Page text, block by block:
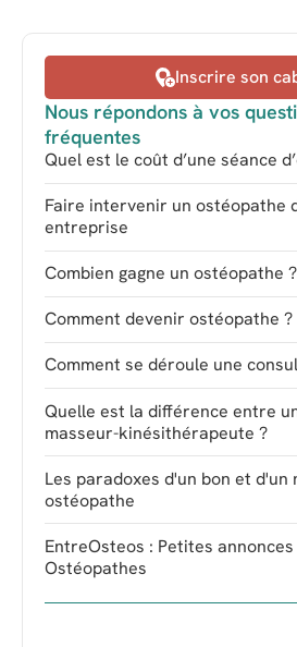
Inscrire son
Nous répondons à vos
fréquentes
Quel est le coût d’une séance
Faire intervenir un ostéopathe
entreprise
Combien gagne un ostéopathe ?
Comment devenir ostéopathe ?
Comment se déroule une
Quelle est la différence entre
masseur-kinésithérapeute ?
Les paradoxes d'un bon et d'un
ostéopathe
EntreOsteos : Petites
Ostéopathes